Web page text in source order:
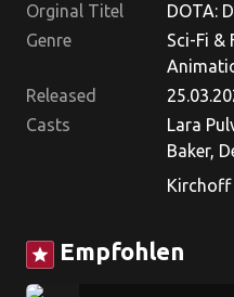
Orginal Titel
DOTA:
Genre
Sci-Fi &
Released
Casts
Lara
Baker,
Kirchoff
star Empfohlen